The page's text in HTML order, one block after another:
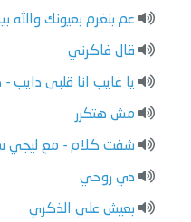
عم بنغرم بعيونك والله
قال فاكرني
يا غايب انا قلبى دايب -
مش هتكرر
شفت كلام - مع
دي روحي
بعيش علي الذكري